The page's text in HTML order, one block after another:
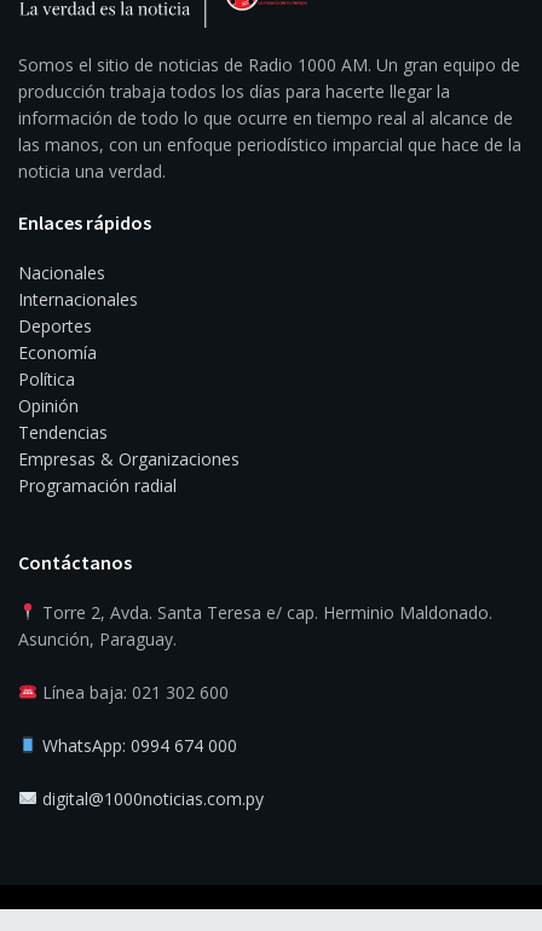
Somos el sitio de noticias de Radio 1000 AM. Un gran equipo de
producción trabaja todos los días para hacerte llegar la
información de todo lo que ocurre en tiempo real al alcance de
las manos, con un enfoque periodístico imparcial que hace de la
noticia una verdad.
Enlaces rápidos
Nacionales
Internacionales
Deportes
Economía
Política
Opinión
Tendencias
Empresas & Organizaciones
Programación radial
Contáctanos
Torre 2, Avda. Santa Teresa e/ cap. Herminio Maldonado.
Asunción, Paraguay.
Línea baja: 021 302 600
WhatsApp: 0994 674 000
digital@1000noticias.com.py